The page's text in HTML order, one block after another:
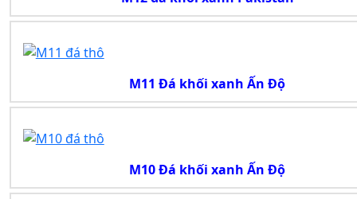
M11 Đá khối xanh Ấn Độ
M10 Đá khối xanh Ấn Độ